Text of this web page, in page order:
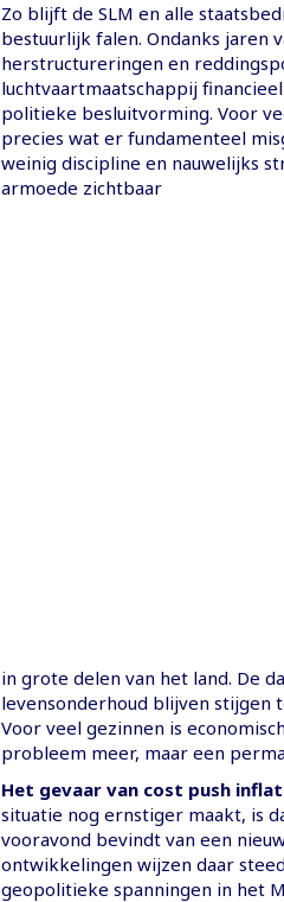
Zo blijft de SLM en alle
bestuurlijk falen. Ondanks jaren
herstructureringen en
luchtvaartmaatschappij
politieke besluitvorming. Voor
precies wat er fundamenteel
weinig discipline en nauwelijks
armoede zichtbaar
in grote delen van het land. De
levensonderhoud blijven
Voor veel gezinnen is
probleem meer, maar een
Het gevaar van cost push
situatie nog ernstiger maakt, is
vooravond bevindt van een
ontwikkelingen wijzen daar
geopolitieke spanningen in het